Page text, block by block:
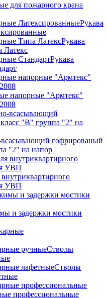
для пожарного крана
Рукава
Рукава
Латекс
Рукава
напорные "Армтекс"
всасывающий гофрированый
"2" на напор
внутриквартирного
УВП
и задержки мостики
Стволы
Стволы
профессиональные